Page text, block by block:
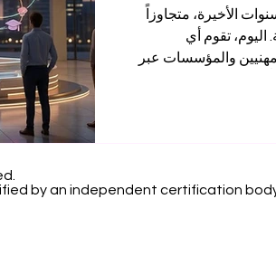
الأخيرة، متجاوزاً
اليوم، تقوم أي
والمؤسسات عبر
by an independent certification